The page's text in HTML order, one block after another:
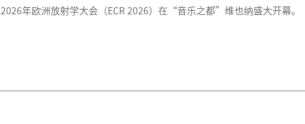
2026年欧洲放射学大会（ECR 2026）在“音乐之都”维也纳盛大开幕。